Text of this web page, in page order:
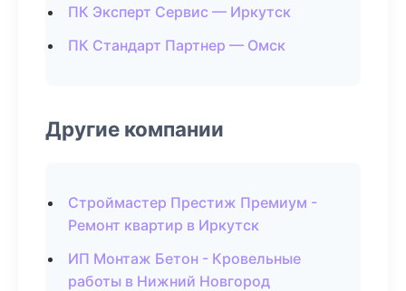
ПК Эксперт Сервис — Иркутск
ПК Стандарт Партнер — Омск
Другие компании
Строймастер Престиж Премиум -
Ремонт квартир в Иркутск
ИП Монтаж Бетон - Кровельные
работы в Нижний Новгород